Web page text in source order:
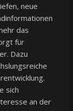
neue
das
für
Dazu
sich
an der